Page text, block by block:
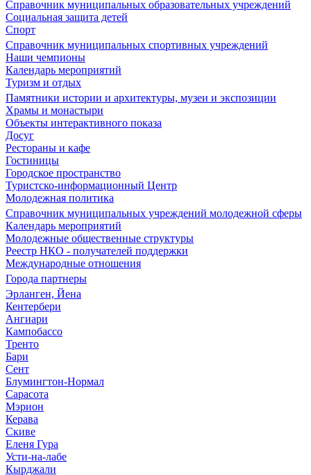
Справочник муниципальных образовательных учреждений
Социальная защита детей
Спорт
Справочник муниципальных спортивных учреждений
Наши чемпионы
Календарь мероприятий
Туризм и отдых
Памятники истории и архитектуры, музеи и экспозиции
Храмы и монастыри
Объекты интерактивного показа
Досуг
Рестораны и кафе
Гостиницы
Городское пространство
Туристско-информационный Центр
Молодежная политика
Справочник муниципальных учреждений молодежной сферы
Календарь мероприятий
Молодежные общественные структуры
Реестр НКО - получателей поддержки
Международные отношения
Города партнеры
Эрланген, Йена
Кентербери
Ангиари
Кампобассо
Тренто
Бари
Сент
Блумингтон-Нормал
Сарасота
Мэрион
Керава
Скиве
Еленя Гура
Усти-на-лабе
Кырджали